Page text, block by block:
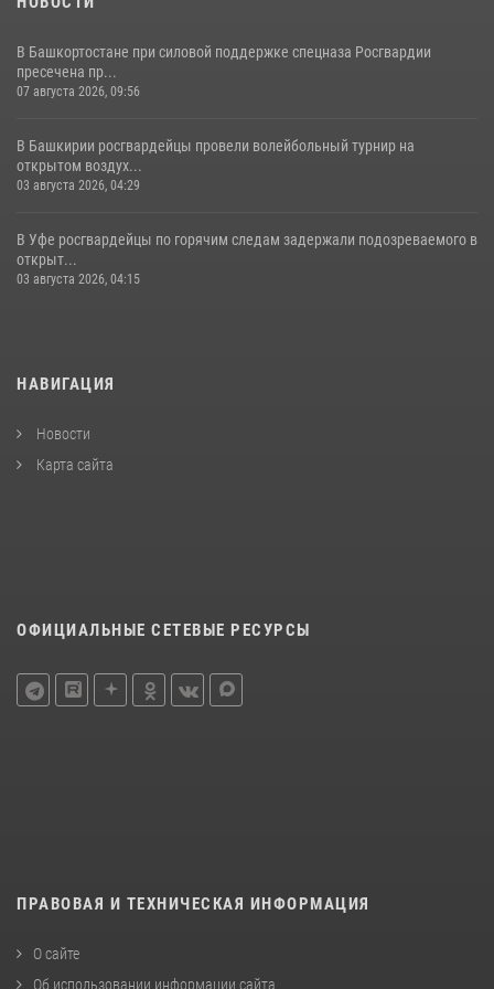
В Башкортостане при силовой поддержке спецназа Росгвардии
пресечена пр...
07 августа 2026, 09:56
В Башкирии росгвардейцы провели волейбольный турнир на
открытом воздух...
03 августа 2026, 04:29
В Уфе росгвардейцы по горячим следам задержали подозреваемого в
открыт...
03 августа 2026, 04:15
НАВИГАЦИЯ
Новости
Карта сайта
ОФИЦИАЛЬНЫЕ СЕТЕВЫЕ РЕСУРСЫ
ПРАВОВАЯ И ТЕХНИЧЕСКАЯ ИНФОРМАЦИЯ
О сайте
Об использовании информации сайта